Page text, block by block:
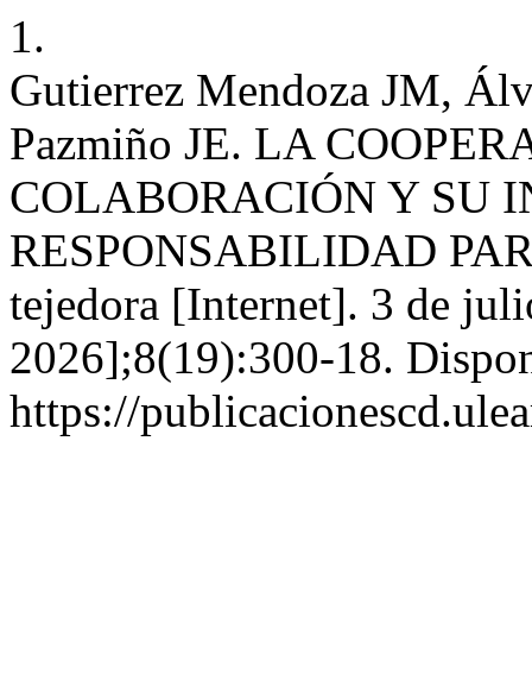
1.
Gutierrez Mendoza JM,
Pazmiño JE. LA
COLABORACIÓN Y SU
RESPONSABILIDAD
tejedora [Internet]. 3 de
2026];8(19):300-18.
https://